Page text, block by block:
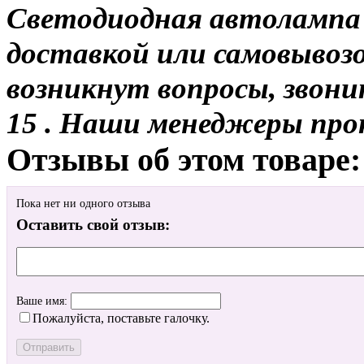
Светодиодная
доставкой или
возникнут вопросы,
15 . Наши менеджеры
Отзывы об этом товаре:
Пока нет ни одного отзыва
Оставить свой отзыв:
Ваше имя:
Пожалуйста, поставьте галочку.